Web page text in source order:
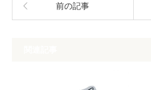
前の記事